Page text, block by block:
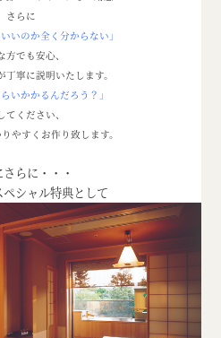
さらに
いのか全く分からない」
方でも安心、
寧に説明いたします。
いかかるんだろう？」
てください、
やすくお作り致します。
らに・・・
シャル特典として